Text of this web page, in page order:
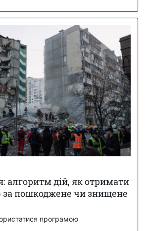
алгоритм дій, як отримати
пошкоджене чи знищене
програмою